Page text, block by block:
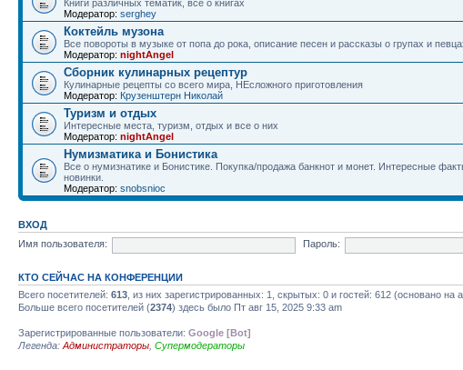
Книги различных тематик, все о книгах
Модератор: serghey
Коктейль музона
Все повороты в музыке от попа до рока, описание песен и рассказы о групах и
Модератор: nightAngel
Сборник кулинарных рецептур
Кулинарные рецепты со всего мира, НЕсложного приготовления
Модератор: Крузенштерн Николай
Туризм и отдых
Интересные места, туризм, отдых и все о них
Модератор: nightAngel
Нумизматика и Бонистика
Все о нумизнатике и Бонистике. Покупка/продажа банкнот и монет. Интересные
новинки.
Модератор: snobsnioc
ВХОД
Имя пользователя:
Пароль:
КТО СЕЙЧАС НА КОНФЕРЕНЦИИ
Всего посетителей: 613 , из них зарегистрированных: 1, скрытых: 0 и гостей: 612 (основано на
Больше всего посетителей (2374) здесь было Пт авг 15, 2025 9:33 am
Зарегистрированные пользователи: Google [Bot]
Легенда: Администраторы Супермодераторы